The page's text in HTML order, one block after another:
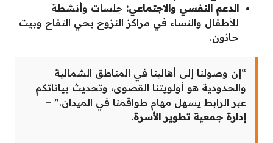
الدعم النفسي والاجتماعي: جلسات وأنشطة
للأطفال والنساء في مراكز النزوح بحي التفاح وبيت
حانون.
“إن وصولنا إلى أهالينا في المناطق الشمالية
والحدودية هو أولويتنا القصوى، وتحديث بياناتكم
عبر الرابط يسهل مهام طواقمنا في الميدان.” –
إدارة جمعية تطوير الأسرة.